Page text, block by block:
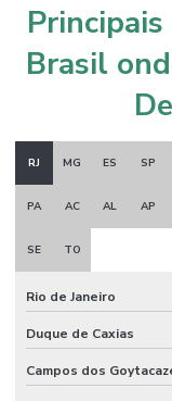
Empresa
Fabricação de píer de
Fabricante de
Fabricante de
Fabricante de píer
Fabricante de píer de
Brasil
RJ MG ES SP
PA AC AL AP
SE TO
Rio de Janeiro
Duque de Caxias
Campos dos